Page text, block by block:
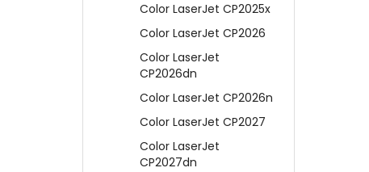
Color LaserJet CP2025x
Color LaserJet CP2026
Color LaserJet
CP2026dn
Color LaserJet CP2026n
Color LaserJet CP2027
Color LaserJet
CP2027dn